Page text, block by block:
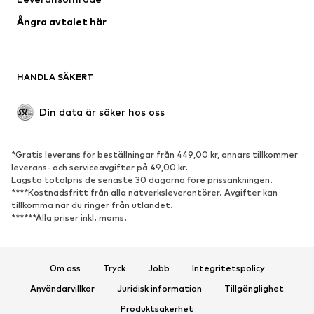
Ångra avtalet här
HANDLA SÄKERT
Din data är säker hos oss
*Gratis leverans för beställningar från 449,00 kr, annars tillkommer
leverans- och serviceavgifter på 49,00 kr.
Lägsta totalpris de senaste 30 dagarna före prissänkningen.
****Kostnadsfritt från alla nätverksleverantörer. Avgifter kan
tillkomma när du ringer från utlandet.
******Alla priser inkl. moms.
Om oss Tryck Jobb
Integritetspolicy
Användarvillkor
Juridisk information
Tillgänglighet
Produktsäkerhet